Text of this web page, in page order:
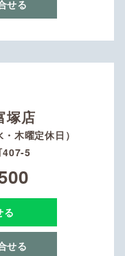
せる
店
木曜定休日）
407-5
る
せる